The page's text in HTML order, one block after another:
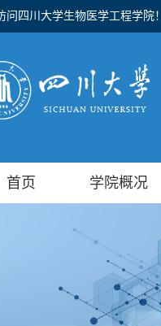
问四川大学生物医学工程学院！
首页 学院概况